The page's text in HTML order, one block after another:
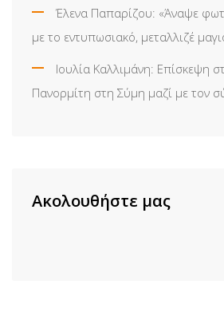
Έλενα Παπαρίζου: «Άναψε
με το εντυπωσιακό, μεταλλιζέ
Ιουλία Καλλιμάνη: Επίσκεψη
Πανορμίτη στη Σύμη μαζί με τον
Ακολουθήστε μας